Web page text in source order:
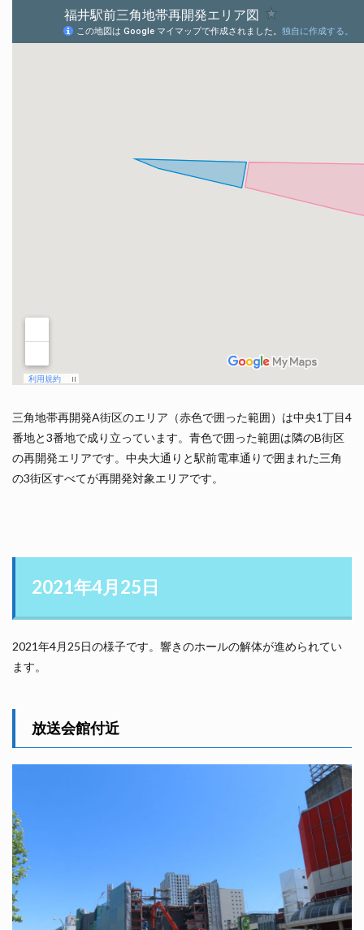
三角地帯再開発A街区のエリア（赤色で囲った範囲）は中央1丁目4
番地と3番地で成り立っています。青色で囲った範囲は隣のB街区
の再開発エリアです。中央大通りと駅前電車通りで囲まれた三角
の3街区すべてが再開発対象エリアです。
2021年4月25日
2021年4月25日の様子です。響きのホールの解体が進められてい
ます。
放送会館付近